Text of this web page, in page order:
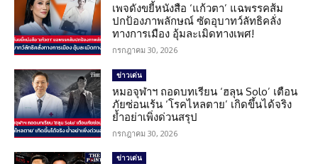
เพจดังขยี้หนังสือ ‘แก้วตา’ แฉพรรคส้ม
ปกป้องภาพลักษณ์ ซัดอุบาทว์ลัทธิคลั่ง
ทางการเมือง อุ้มละเมิดทางเพศ!
กรกฎาคม 30, 2026
ข่าวเด่น
หมอจุฬาฯ ถอดบทเรียน ‘ฮลุน Solo’ เตือน
ภัยซ่อนเร้น ‘โรคไหลตาย’ เกิดขึ้นได้จริง
ย้ำอย่าเพิ่งด่วนสรุป
กรกฎาคม 30, 2026
ข่าวเด่น